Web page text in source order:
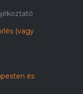
(vagy
és